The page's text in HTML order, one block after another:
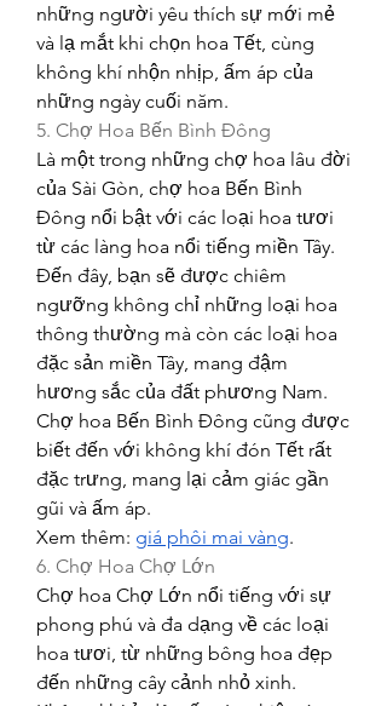
những người yêu thích sự mới mẻ
và lạ mắt khi chọn hoa Tết, cùng
không khí nhộn nhịp, ấm áp của
những ngày cuối năm.
5. Chợ Hoa Bến Bình Đông
Là một trong những chợ hoa lâu đời
của Sài Gòn, chợ hoa Bến Bình
Đông nổi bật với các loại hoa tươi
từ các làng hoa nổi tiếng miền Tây.
Đến đây, bạn sẽ được chiêm
ngưỡng không chỉ những loại hoa
thông thường mà còn các loại hoa
đặc sản miền Tây, mang đậm
hương sắc của đất phương Nam.
Chợ hoa Bến Bình Đông cũng được
biết đến với không khí đón Tết rất
đặc trưng, mang lại cảm giác gần
gũi và ấm áp.
Xem thêm: giá phôi mai vàng.
6. Chợ Hoa Chợ Lớn
Chợ hoa Chợ Lớn nổi tiếng với sự
phong phú và đa dạng về các loại
hoa tươi, từ những bông hoa đẹp
đến những cây cảnh nhỏ xinh.